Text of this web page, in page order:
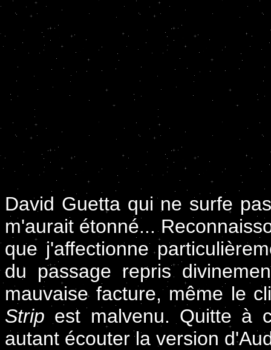
David Guetta qui ne surfe
m'aurait étonné...
que j'affectionne
du passage repris
mauvaise facture, même le
Strip est malvenu. Quitte à
autant écouter la version